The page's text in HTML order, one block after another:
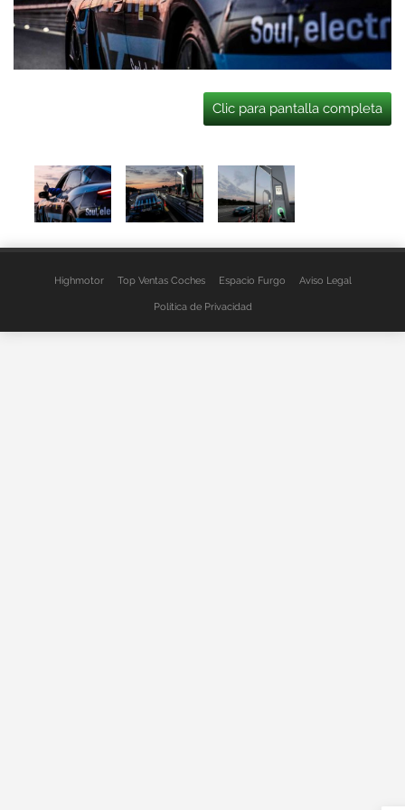
Clic para pantalla completa
Highmotor Top Ventas Coches Espacio Furgo Aviso Legal
Política de Privacidad